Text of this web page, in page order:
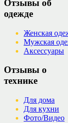
Отзывы об
одежде
Женская
Мужская
Аксессуары
Отзывы о
технике
Для дома
Для кухни
Фото/Видео